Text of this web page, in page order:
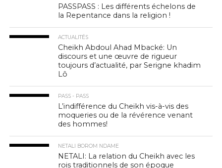
PASSPASS : Les différents échelons de
la Repentance dans la religion !
ACTUALITÉS
Cheikh Abdoul Ahad Mbacké: Un
discours et une œuvre de rigueur
toujours d’actualité, par Serigne khadim
Lô
PASS - PASS
L’indifférence du Cheikh vis-à-vis des
moqueries ou de la révérence venant
des hommes!
NETALI BOROM NDAME
NETALI: La relation du Cheikh avec les
rois traditionnels de son époque